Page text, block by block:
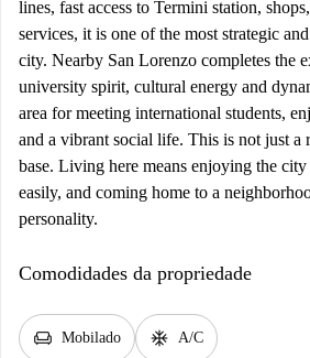
lines, fast access to Termini station,
services, it is one of the most strategic
city. Nearby San Lorenzo completes the
university spirit, cultural energy and
area for meeting international students,
and a vibrant social life. This is not just a
base. Living here means enjoying the
easily, and coming home to a
personality.
Comodidades da propriedade
chair Mobilado ac_unit A/C